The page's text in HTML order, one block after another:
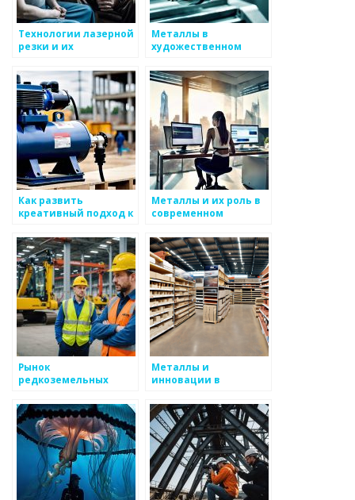
Технологии лазерной
резки и их
Металлы в
художественном
Как развить
креативный подход к
Металлы и их роль в
современном
Рынок
редкоземельных
вызовы
Металлы и
инновации в
процессах